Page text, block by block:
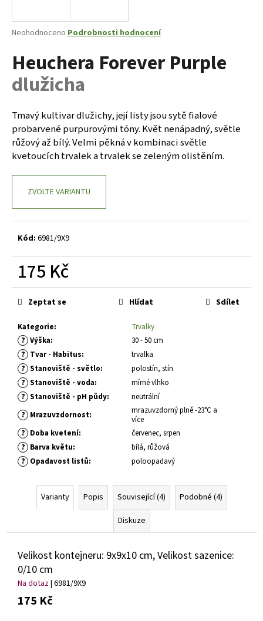
Průměrné
produktu
je
0,0
z
hvězdiček.
Neohodnoceno Podrobnosti hodnocení
Heuchera Forever Purple
dlužicha
Tmavý kultivar dlužichy, její listy jsou sytě fialové
probarvené purpurovými tóny. Květ nenápadný, světle
růžový až bílý. Velmi pěkná v kombinaci světle
kvetoucích trvalek a trvalek se zeleným olistěním.
ZVOLTE VARIANTU
Kód: 6981/9X9
175 Kč
Měrná
cena:
Kategorie: Trvalky
? Výška: 30 - 50 cm
? Tvar - Habitus: trvalka
? Stanoviště - světlo: polostín, stín
? Stanoviště - voda: mírné vlhko
? Stanoviště - pH půdy: neutrální
? Mrazuvzdornost:
mrazuvzdorný plně -23°C a
více
? Doba kvetení: červenec, srpen
? Barva květu: bílá, růžová
? Opadavost listů: poloopadavý
Zeptat se Hlídat Sdílet
Varianty Popis Související (4)
Podobné (4)
Diskuze
Velikost kontejneru: 9x9x10 cm, Velikost sazenice:
0/10 cm
Na dotaz| 6981/9X9
175 Kč
j
t
?
HLEDAT
p
o
u
j
CRYPTOMERIA
JAPONICA
LITTLE
CHAMPION
KRYPTOMERIE
JAPONSKÁ
793
Kč